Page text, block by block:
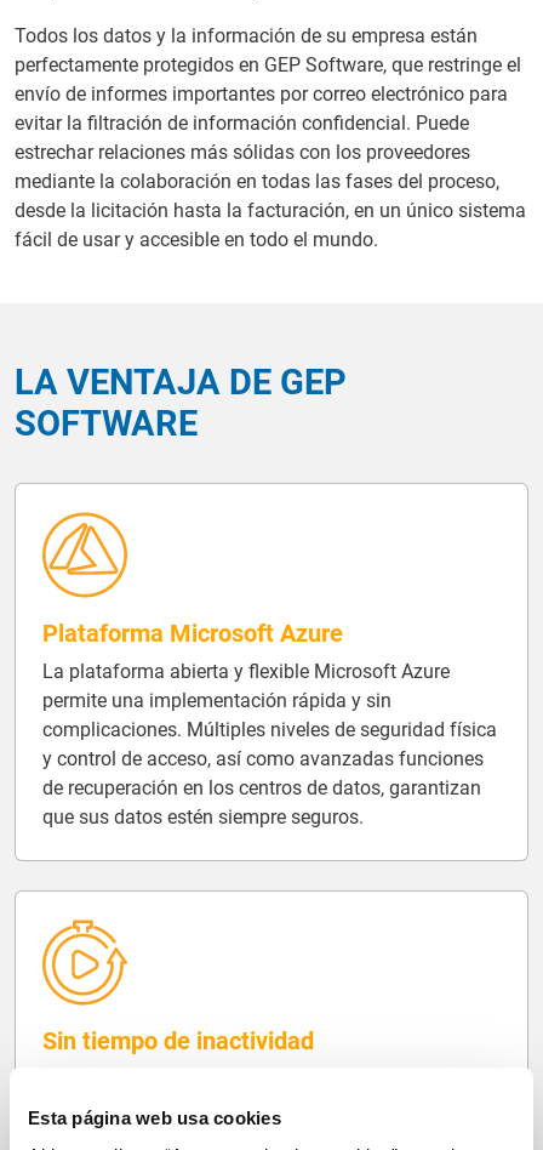
Esta página web usa cookies
Todos los datos y la información de su empresa están
perfectamente protegidos en GEP Software, que restringe el
envío de informes importantes por correo electrónico para
evitar la filtración de información confidencial. Puede
estrechar relaciones más sólidas con los proveedores
mediante la colaboración en todas las fases del proceso,
desde la licitación hasta la facturación, en un único sistema
fácil de usar y accesible en todo el mundo.
LA VENTAJA DE GEP
SOFTWARE
Plataforma Microsoft Azure
La plataforma abierta y flexible Microsoft Azure
permite una implementación rápida y sin
complicaciones. Múltiples niveles de seguridad física
y control de acceso, así como avanzadas funciones
de recuperación en los centros de datos, garantizan
que sus datos estén siempre seguros.
Sin tiempo de inactividad
la nube Microsoft Azure, con centros de datos de